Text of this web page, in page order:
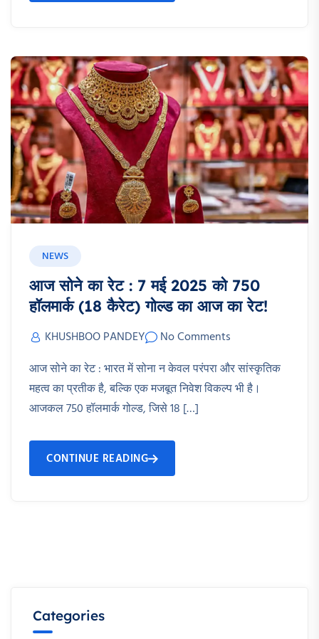
NEWS
आज सोने का रेट : 7 मई 2025 को 750
हॉलमार्क (18 कैरेट) गोल्ड का आज का रेट!
KHUSHBOO PANDEY
No Comments
आज सोने का रेट : भारत में सोना न केवल परंपरा और सांस्कृतिक
महत्व का प्रतीक है, बल्कि एक मजबूत निवेश विकल्प भी है।
आजकल 750 हॉलमार्क गोल्ड, जिसे 18 […]
CONTINUE READING
Categories